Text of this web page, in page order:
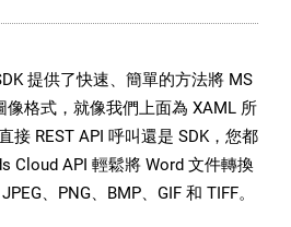
提供了快速、簡單的方法將 MS
像格式，就像我們上面為 XAML 所
接 REST API 呼叫還是 SDK，您都
Cloud API 輕鬆將 Word 文件轉換
、PNG、BMP、GIF 和 TIFF。